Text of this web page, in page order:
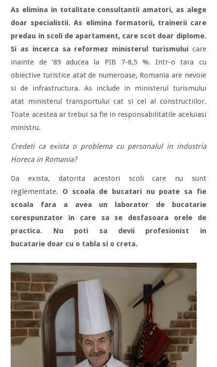
As elimina in totalitate consultantii amatori, as alege
doar specialistii. As elimina formatorii, trainerii care
predau in scoli de apartament, care scot doar diplome.
Si as incerca sa reformez ministerul turismuluicare
inainte de ’89 aducea la PIB 7-8,5 %. Intr-o tara cu
obiective turistice atat de numeroase, Romania are nevoie
si de infrastructura. As include in ministerul turismului
atat ministerul transportului cat si cel al constructiilor.
Toate acestea ar trebui sa fie in responsabilitatile aceluiasi
ministru.
Credeti ca exista o problema cu personalul in industria
Horeca in Romania?
Da exista, datorita acestori scoli care nu sunt
reglementate. O scoala de bucatari nu poate sa fie
scoala fara a avea un laborator de bucatarie
corespunzator in care sa se desfasoara orele de
practica. Nu poti sa devii profesionist in
bucatarie doar cu o tabla si o creta.